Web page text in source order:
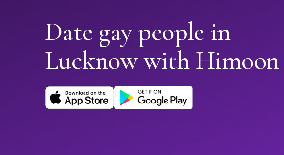
Date gay people in
Lucknow with Himoon